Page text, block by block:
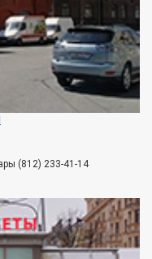
(812) 233-41-14